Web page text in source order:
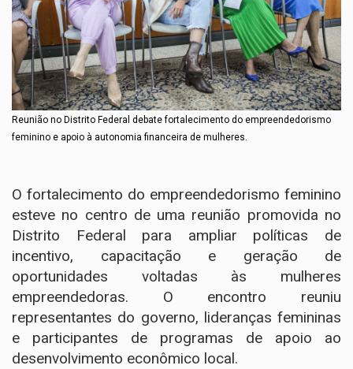
Reunião no Distrito Federal debate fortalecimento do empreendedorismo
feminino e apoio à autonomia financeira de mulheres.
O fortalecimento do empreendedorismo feminino
esteve no centro de uma reunião promovida no
Distrito Federal para ampliar políticas de
incentivo, capacitação e geração de
oportunidades voltadas às mulheres
empreendedoras. O encontro reuniu
representantes do governo, lideranças femininas
e participantes de programas de apoio ao
desenvolvimento econômico local.